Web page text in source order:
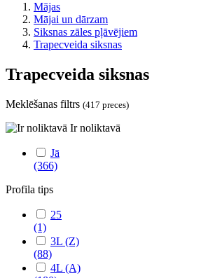
Mājas
Mājai un dārzam
Siksnas zāles pļāvējiem
Trapecveida siksnas
Trapecveida siksnas
Meklēšanas filtrs (417 preces)
Ir noliktavā
Jā
(366)
Profila tips
25
(1)
3L (Z)
(88)
4L (A)